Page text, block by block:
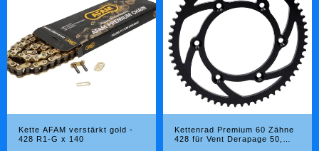
Kette AFAM verstärkt gold -
428 R1-G x 140
Kettenrad Premium 60 Zähne
428 für Vent Derapage 50,